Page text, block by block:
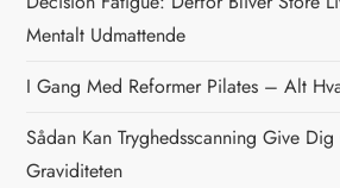
i
g
a
Mentalt Udmattende
I Gang Med Reformer Pilates – Alt
Sådan Kan Tryghedsscanning Give
Graviditeten